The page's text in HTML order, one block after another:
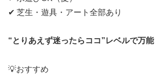
✔ 芝生・遊具・アート全部あり
“とりあえず迷ったらココ”レベルで万能
💡おすすめ